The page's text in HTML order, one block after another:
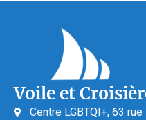
Voile et
Centre LGBTQI+, 63